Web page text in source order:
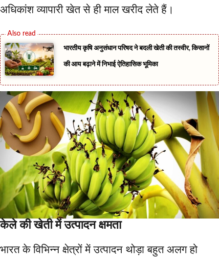
अधिकांश व्यापारी खेत से ही माल खरीद लेते हैं।
भारतीय कृषि अनुसंधान परिषद ने बदली खेती की तस्वीर, किसानों
की आय बढ़ाने में निभाई ऐतिहासिक भूमिका
केले की खेती में उत्पादन क्षमता
भारत के विभिन्न क्षेत्रों में उत्पादन थोड़ा बहुत अलग हो